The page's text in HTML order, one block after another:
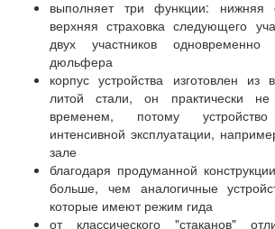
выполняет три функции: нижняя
верхняя страховка следующего
двух участников
дюльфера
корпус устройства изготовлен из
литой стали, он практически
временем, потому
интенсивной эксплуатации,
зале
благодаря продуманной
больше, чем аналогичные
которые имеют режим гида
от классического "стаканов"